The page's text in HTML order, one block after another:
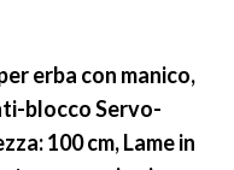
erba con manico,
blocco Servo-
100 cm, Lame in